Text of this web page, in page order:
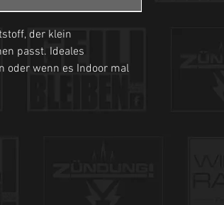
der klein
passt. Ideales
oder wenn es Indoor mal